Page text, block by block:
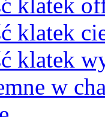
klatek
klatek
w